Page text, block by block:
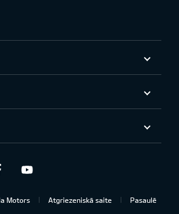
Facebook
Motors Atgriezeniskā saite Pasaulē